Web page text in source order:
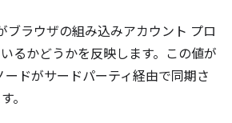
ブラウザの組み込みアカウント プロ
るかどうかを反映します。この値が
ドがサードパーティ経由で同期さ
。